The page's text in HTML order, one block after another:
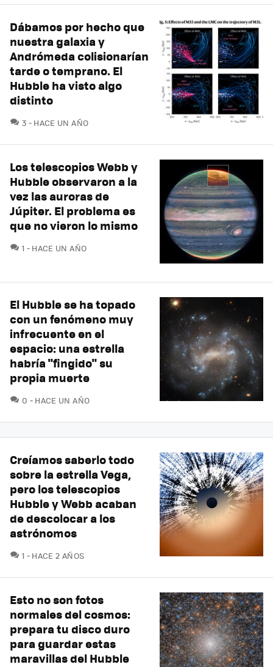
Dábamos por hecho que
nuestra galaxia y
Andrómeda colisionarían
tarde o temprano. El
Hubble ha visto algo
distinto
3 COMENTARIOS
HACE UN AÑO
Los telescopios Webb y
Hubble observaron a la
vez las auroras de
Júpiter. El problema es
que no vieron lo mismo
1 COMENTARIOS
HACE UN AÑO
El Hubble se ha topado
con un fenómeno muy
infrecuente en el
espacio: una estrella
habría "fingido" su
propia muerte
0 COMENTARIOS
HACE UN AÑO
Creíamos saberlo todo
sobre la estrella Vega,
pero los telescopios
Hubble y Webb acaban
de descolocar a los
astrónomos
1 COMENTARIOS
HACE 2 AÑOS
Esto no son fotos
normales del cosmos:
prepara tu disco duro
para guardar estas
maravillas del Hubble